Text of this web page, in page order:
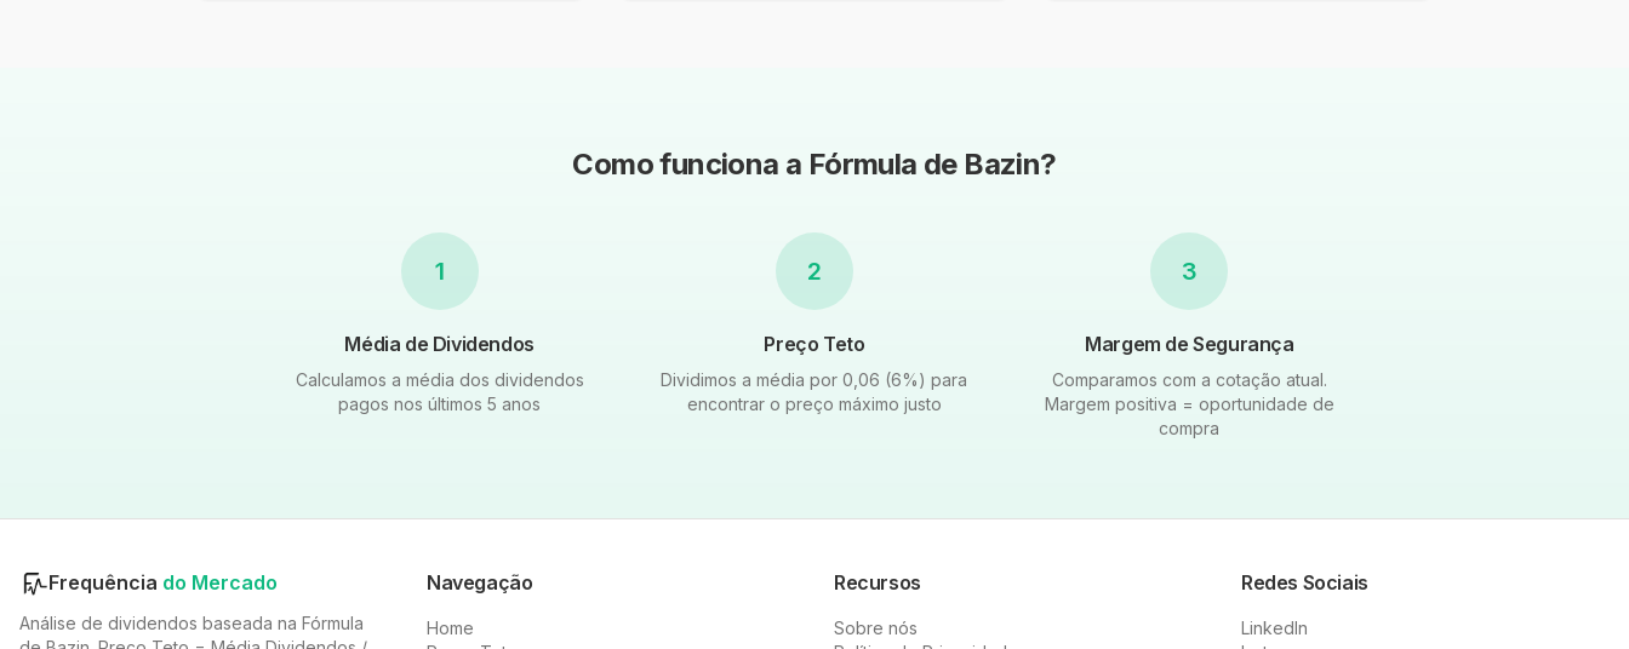
Como funciona a Fórmula de Bazin?
1
Média de Dividendos
Calculamos a média dos dividendos
pagos nos últimos 5 anos
2
Preço Teto
Dividimos a média por 0,06 (6%) para
encontrar o preço máximo justo
3
Margem de Segurança
Comparamos com a cotação atual.
Margem positiva = oportunidade de
compra
Frequência do Mercado
Análise de dividendos baseada na Fórmula
Navegação
Home
Recursos
Sobre nós
Redes Sociais
LinkedIn